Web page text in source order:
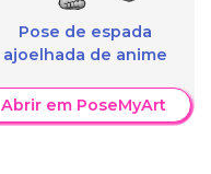
Pose de espada
ajoelhada de anime
Abrir em PoseMyArt